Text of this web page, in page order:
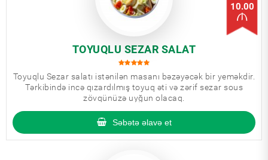
TOYUQLU SEZAR SALAT
10.00
Toyuqlu Sezar salatı istənilən masanı bəzəyəcək bir yeməkdir.
Tərkibində incə qızardılmış toyuq əti və zərif sezar sous
zövqünüzə uyğun olacaq.
Səbətə əlavə et